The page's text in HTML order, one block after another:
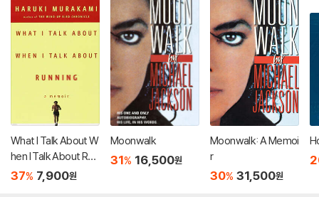
What I Talk About W
hen I Talk About Run
ning
37% 7,900원
Moonwalk
31% 16,500원
Moonwalk: A Memoi
r
30% 31,500원